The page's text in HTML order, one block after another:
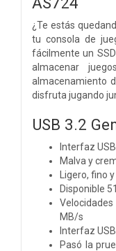
¿Te estás
tu consola de
fácilmente un
almacenar
almacenamiento
disfruta jugando
USB 3.2
Interfaz
Malva y
Ligero, fino
Disponible
MB/s
Interfaz
Pasó la